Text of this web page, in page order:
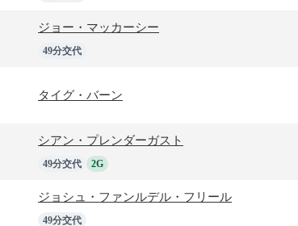
ジョー・マッカーシー
49分交代
タイグ・バーン
シアン・プレンダーガスト
49分交代 2G
ジョシュ・ファンルデル・フリール
49分交代